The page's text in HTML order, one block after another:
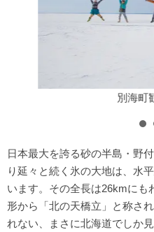
別海町
日本最大を誇る砂の半島・野
り延々と続く氷の大地は、水
います。その全長は26kmにも
形から「北の天橋立」と称さ
れない、まさに北海道でしか